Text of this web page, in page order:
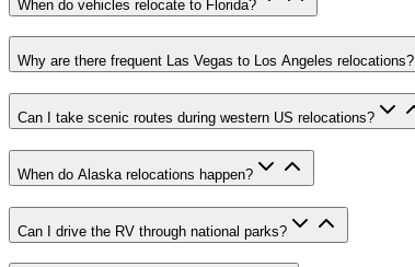
When do vehicles relocate to Florida?
Why are there frequent Las Vegas to Los Angeles relocations?
Can I take scenic routes during western US relocations?
When do Alaska relocations happen?
Can I drive the RV through national parks?